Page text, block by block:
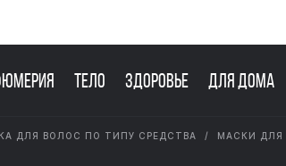
Тело Здоровье Для дома
ДЛЯ ВОЛОС ПО ТИПУ СРЕДСТВА МАСКИ ДЛЯ